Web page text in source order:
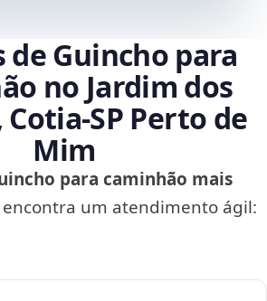
de Guincho para
no Jardim dos
Perto de
Mim
para caminhão mais
encontra um atendimento ágil: